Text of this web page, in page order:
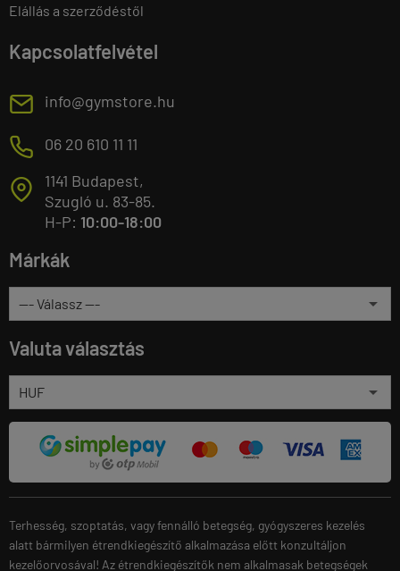
Elállás a szerződéstől
Kapcsolatfelvétel
E info@gymstore.hu
M 06 20 610 11 11
T
1141 Budapest,
Szugló u. 83-85.
H-P: 10:00-18:00
Márkák
Valuta választás
Terhesség, szoptatás, vagy fennálló betegség, gyógyszeres kezelés
alatt bármilyen étrendkiegészítő alkalmazása előtt konzultáljon
kezelőorvosával! Az étrendkiegészítők nem alkalmasak betegségek